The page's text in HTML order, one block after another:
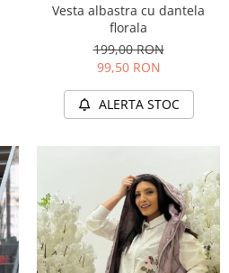
Vesta albastra cu dantela
florala
199,00 RON
99,50 RON
ALERTA STOC